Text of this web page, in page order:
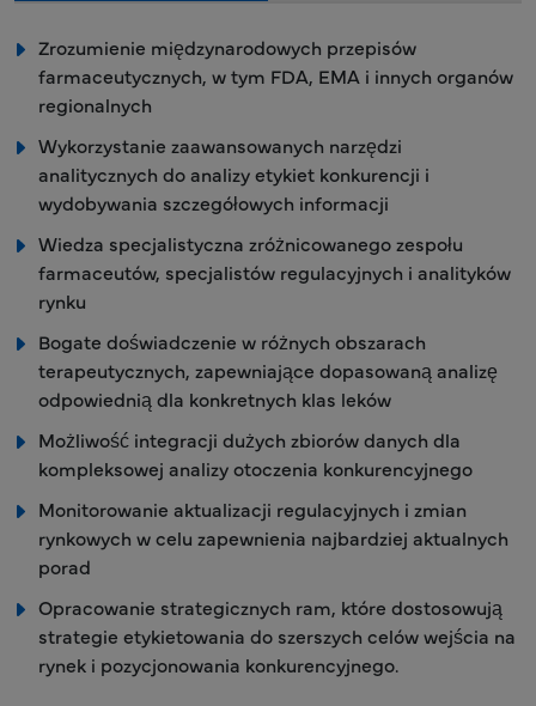
Zrozumienie międzynarodowych przepisów
farmaceutycznych, w tym FDA, EMA i innych organów
regionalnych
Wykorzystanie zaawansowanych narzędzi
analitycznych do analizy etykiet konkurencji i
wydobywania szczegółowych informacji
Wiedza specjalistyczna zróżnicowanego zespołu
farmaceutów, specjalistów regulacyjnych i analityków
rynku
Bogate doświadczenie w różnych obszarach
terapeutycznych, zapewniające dopasowaną analizę
odpowiednią dla konkretnych klas leków
Możliwość integracji dużych zbiorów danych dla
kompleksowej analizy otoczenia konkurencyjnego
Monitorowanie aktualizacji regulacyjnych i zmian
rynkowych w celu zapewnienia najbardziej aktualnych
porad
Opracowanie strategicznych ram, które dostosowują
strategie etykietowania do szerszych celów wejścia na
rynek i pozycjonowania konkurencyjnego.